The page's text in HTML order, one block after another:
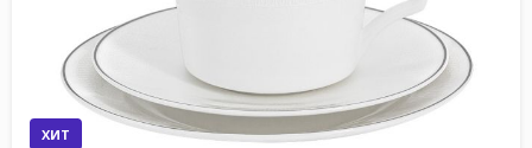
ХИТ